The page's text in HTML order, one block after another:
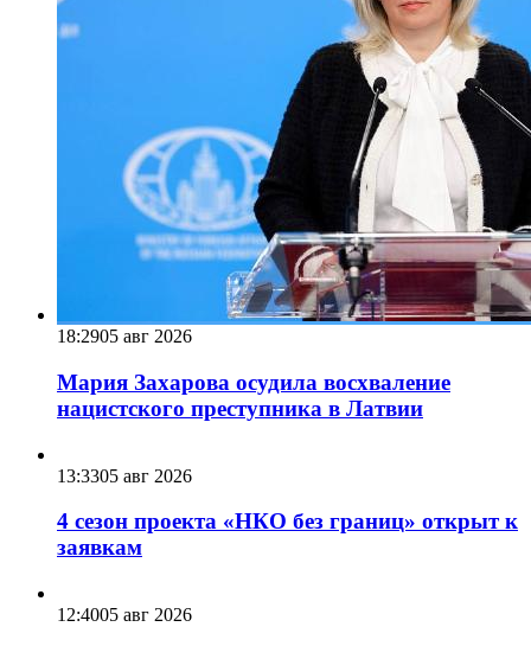
18:2905 авг 2026
Мария Захарова осудила восхваление
нацистского преступника в Латвии
13:3305 авг 2026
4 сезон проекта «НКО без границ» открыт к
заявкам
12:4005 авг 2026